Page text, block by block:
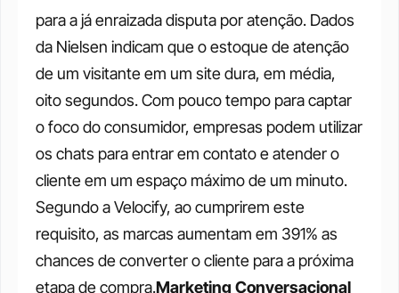
para a já enraizada disputa por atenção. Dados
da Nielsen indicam que o estoque de atenção
de um visitante em um site dura, em média,
oito segundos. Com pouco tempo para captar
o foco do consumidor, empresas podem utilizar
os chats para entrar em contato e atender o
cliente em um espaço máximo de um minuto.
Segundo a Velocify, ao cumprirem este
requisito, as marcas aumentam em 391% as
chances de converter o cliente para a próxima
etapa de compra.Marketing Conversacional